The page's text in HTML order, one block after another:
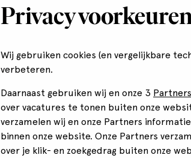
Privacy voorkeuren
Wij gebruiken cookies (en vergelijkbare
verbeteren.
Daarnaast gebruiken wij en onze 3 Partners
over vacatures te tonen buiten onze
verzamelen wij en onze Partners
binnen onze website. Onze Partners
over je klik- en zoekgedrag buiten onze